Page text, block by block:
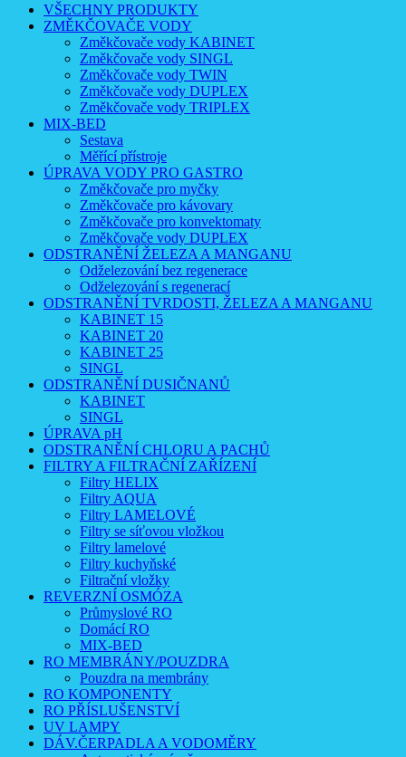
VŠECHNY PRODUKTY
ZMĚKČOVAČE VODY
Změkčovače vody KABINET
Změkčovače vody SINGL
Změkčovače vody TWIN
Změkčovače vody DUPLEX
Změkčovače vody TRIPLEX
MIX-BED
Sestava
Měřící přístroje
ÚPRAVA VODY PRO GASTRO
Změkčovače pro myčky
Změkčovače pro kávovary
Změkčovače pro konvektomaty
Změkčovače vody DUPLEX
ODSTRANĚNÍ ŽELEZA A MANGANU
Odželezování bez regenerace
Odželezování s regenerací
ODSTRANĚNÍ TVRDOSTI, ŽELEZA A MANGANU
KABINET 15
KABINET 20
KABINET 25
SINGL
ODSTRANĚNÍ DUSIČNANŮ
KABINET
SINGL
ÚPRAVA pH
ODSTRANĚNÍ CHLORU A PACHŮ
FILTRY A FILTRAČNÍ ZAŘÍZENÍ
Filtry HELIX
Filtry AQUA
Filtry LAMELOVÉ
Filtry se síťovou vložkou
Filtry lamelové
Filtry kuchyňské
Filtrační vložky
REVERZNÍ OSMÓZA
Průmyslové RO
Domácí RO
MIX-BED
RO MEMBRÁNY/POUZDRA
Pouzdra na membrány
RO KOMPONENTY
RO PŘÍSLUŠENSTVÍ
UV LAMPY
DÁV.ČERPADLA A VODOMĚRY